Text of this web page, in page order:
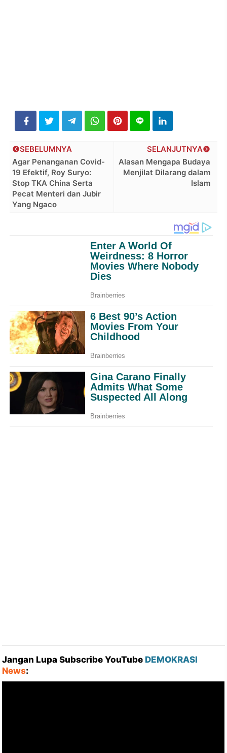
SELANJUTNYA
Alasan Mengapa Budaya
Menjilat Dilarang dalam
Islam
SEBELUMNYA
Agar Penanganan Covid-
19 Efektif, Roy Suryo:
Stop TKA China Serta
Pecat Menteri dan Jubir
Yang Ngaco
Jangan Lupa Subscribe YouTube DEMOKRASI
News: